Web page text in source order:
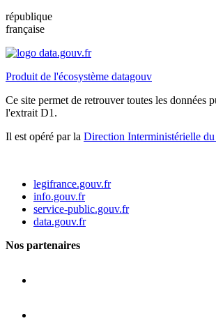
république
française
Produit de l'écosystème datagouv
Ce site permet de retrouver toutes les données
l'extrait D1.
Il est opéré par la Direction Interministérielle
legifrance.gouv.fr
info.gouv.fr
service-public.gouv.fr
data.gouv.fr
Nos partenaires